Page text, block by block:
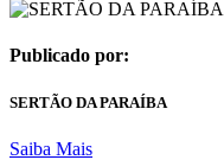
Publicado por:
SERTÃO DA PARAÍBA
Saiba Mais